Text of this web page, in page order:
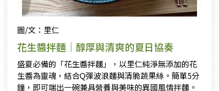
圖/文：里仁
花生醬拌麵｜醇厚與清爽的夏日協奏
盛夏必備的「花生醬拌麵」，以里仁純淨無添加的花
生醬為靈魂，結合Q彈波浪麵與清脆蔬果絲。簡單5分
鐘，即可端出一碗兼具營養與美味的異國風情拌麵。